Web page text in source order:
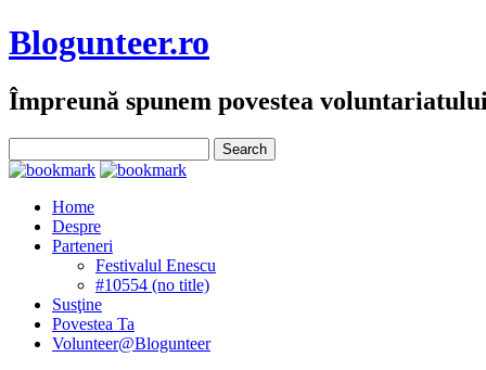
Blogunteer.ro
Împreună spunem povestea
Home
Despre
Parteneri
Festivalul Enescu
#10554 (no title)
Susţine
Povestea Ta
Volunteer@Blogunteer